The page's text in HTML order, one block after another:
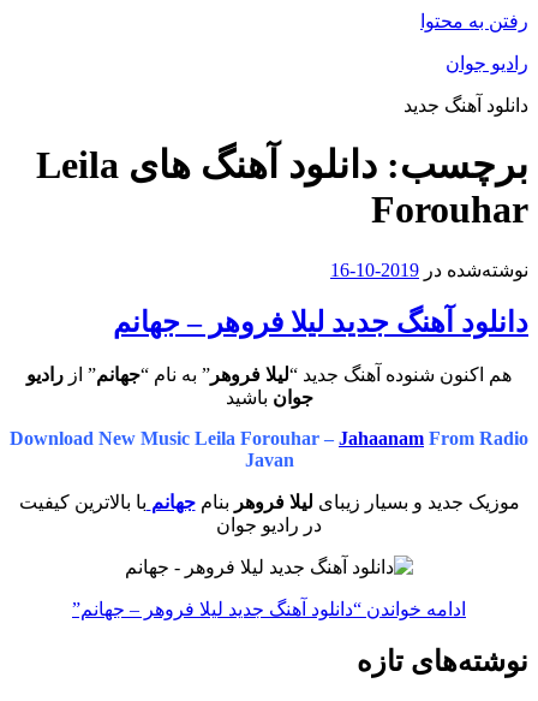
رفتن به محتوا
رادیو جوان
دانلود آهنگ جدید
برچسب:
دانلود آهنگ های Leila
Forouhar
نوشته‌شده در 2019-10-16
دانلود آهنگ جدید لیلا فروهر – جهانم
هم اکنون شنوده آهنگ جدید “لیلا فروهر ” به نام “جهانم” از رادیو
جوان باشید
Download New Music Leila Forouhar – Jahaanam From Radio
Javan
موزیک جدید و بسیار زیبای لیلا فروهر بنامجهانم با بالاترین کیفیت
در رادیو جوان
ادامه خواندن “دانلود آهنگ جدید لیلا فروهر – جهانم”
نوشته‌های تازه